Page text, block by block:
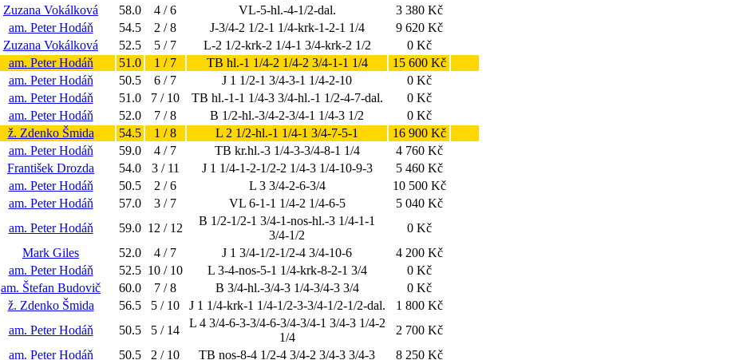
Zuzana Vokálková 58.0 4 / 6 VL-5-hl.-4-1/2-dal.
3 380 Kč
am. Peter Hodáň 54.5 2 / 8 J-3/4-2 1/2-1 1/4-krk-1-2-1 1/4
9 620 Kč
Zuzana Vokálková 52.5 5 / 7 L-2 1/2-krk-2 1/4-1 3/4-krk-2 1/2
0 Kč
am. Peter Hodáň 51.0 1 / 7 TB hl.-1 1/4-2 1/4-2 3/4-1-1 1/4
15 600 Kč
am. Peter Hodáň 50.5 6 / 7 J 1 1/2-1 3/4-3-1 1/4-2-10
0 Kč
am. Peter Hodáň 51.0 7 / 10 TB hl.-1-1 1/4-3 3/4-hl.-1 1/2-4-7-dal.
0 Kč
am. Peter Hodáň 52.0 7 / 8 B 1/2-hl.-3/4-2-3/4-1 1/4-3 1/2
0 Kč
ž. Zdenko Šmida 54.5 1 / 8 L 2 1/2-hl.-1 1/4-1 3/4-7-5-1
16 900 Kč
am. Peter Hodáň 59.0 4 / 7 TB kr.hl.-3 1/4-3-3/4-8-1 1/4
4 760 Kč
František Drozda 54.0 3 / 11 J 1 1/4-1-2-1/2-2 1/4-3 1/4-10-9-3
5 460 Kč
am. Peter Hodáň 50.5 2 / 6 L 3 3/4-2-6-3/4
10 500 Kč
am. Peter Hodáň 57.0 3 / 7 VL 6-1-1 1/4-2 1/4-6-5
5 040 Kč
am. Peter Hodáň 59.0 12 / 12
B 1/2-1/2-1 3/4-1-nos-hl.-3 1/4-1-1
3/4-1/2
0 Kč
Mark Giles 52.0 4 / 7 J 1 3/4-1/2-1/2-4 3/4-10-6
4 200 Kč
am. Peter Hodáň 52.5 10 / 10 L 3-4-nos-5-1 1/4-krk-8-2-1 3/4
0 Kč
am. Štefan Budovič 60.0 7 / 8 B 3/4-hl.-3/4-3 1/4-3/4-3 3/4
0 Kč
ž. Zdenko Šmida 56.5 5 / 10 J 1 1/4-krk-1 1/4-1/2-3-3/4-1/2-1/2-dal.
1 800 Kč
am. Peter Hodáň 50.5 5 / 14
L 4 3/4-6-3-3/4-6-3/4-3/4-1 3/4-3 1/4-2
1/4
2 700 Kč
am. Peter Hodáň 50.5 2 / 10 TB nos-8-4 1/2-4 3/4-2 3/4-3 3/4-3 8 250 Kč